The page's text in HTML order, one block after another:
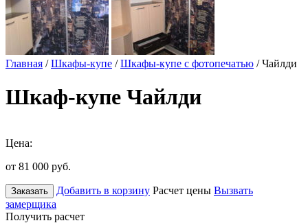
Главная /Шкафы-купе /Шкафы-купе с фотопечатью / Чайлди
Шкаф-купе Чайлди
Цена:
от 81 000 руб.
Заказать Добавить в корзину Расчет цены Вызвать
замерщика
Получить расчет